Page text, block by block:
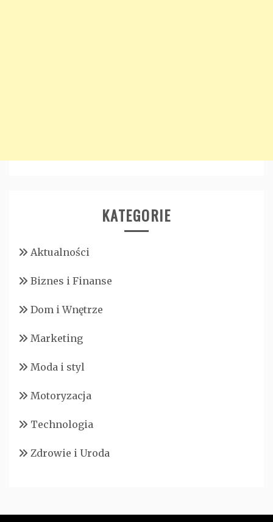
KATEGORIE
Aktualności
Biznes i Finanse
Dom i Wnętrze
Marketing
Moda i styl
Motoryzacja
Technologia
Zdrowie i Uroda